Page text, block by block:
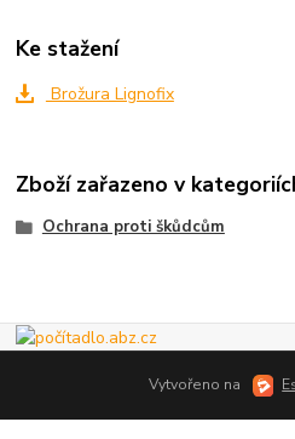
Ke stažení
Brožura Lignofix
Zboží zařazeno v
Ochrana proti škůdcům
Vytvořeno na